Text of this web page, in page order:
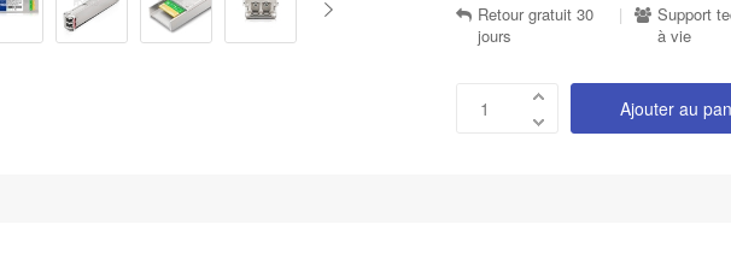
Retour gratuit 30
jours
|
Support
à vie
Ajouter au